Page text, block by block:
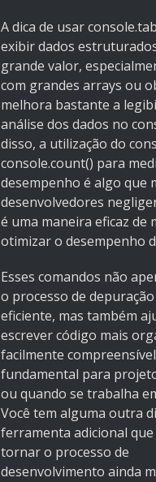
A dica de usar
exibir dados
grande valor,
com grandes arrays ou
melhora bastante a
análise dos dados no
disso, a utilização do
console.count() para
desempenho é algo que
desenvolvedores
é uma maneira eficaz de
otimizar o desempenho
Esses comandos não
o processo de
eficiente, mas também
escrever código mais
facilmente
fundamental para
ou quando se trabalha
Você tem alguma outra
ferramenta adicional
tornar o processo de
desenvolvimento ainda